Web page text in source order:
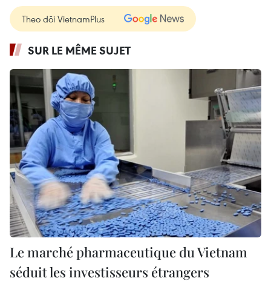
Theo dõi VietnamPlus
SUR LE MÊME SUJET
Le marché pharmaceutique du Vietnam
séduit les investisseurs étrangers